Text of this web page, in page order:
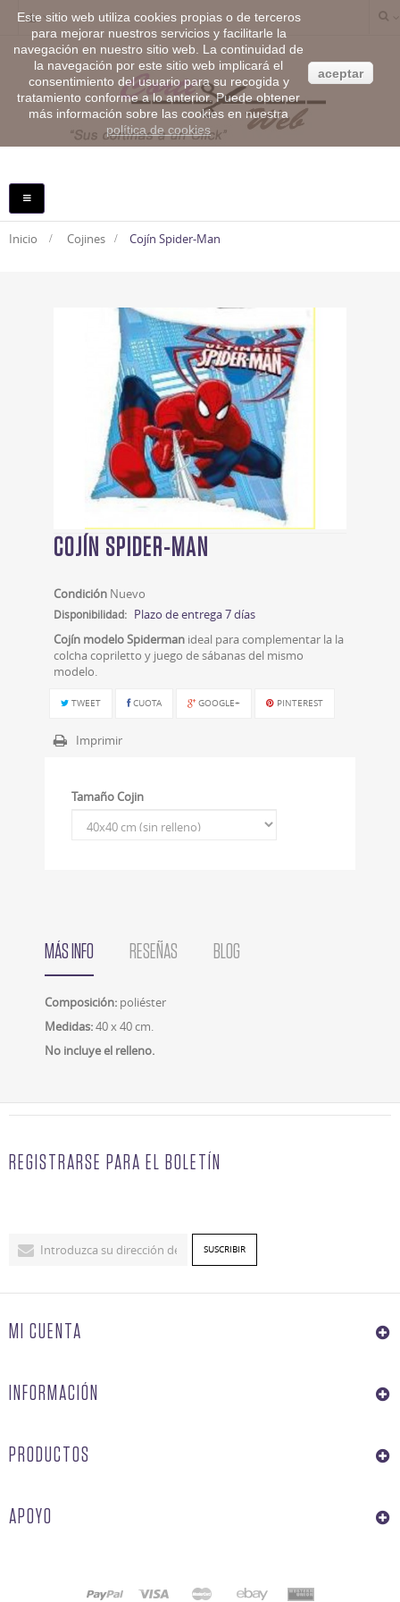
NAVEGACIÓN
TOGGLE
Inicio > Cojines > Cojín Spider-Man
COJÍN SPIDER-MAN
Condición Nuevo
Disponibilidad: Plazo de entrega 7 días
Cojín modelo Spiderman ideal para complementar la la
colcha copriletto y juego de sábanas del mismo
modelo.
TWEET CUOTA GOOGLE+ PINTEREST
Imprimir
Tamaño Cojin
MÁS INFO RESEÑAS BLOG
Composición: poliéster
Medidas:40 x 40 cm.
No incluye el relleno.
REGISTRARSE PARA EL BOLETÍN
MI CUENTA
INFORMACIÓN
PRODUCTOS
APOYO
Este sitio web utiliza cookies propias o de terceros
para mejorar nuestros servicios y facilitarle la
navegación en nuestro sitio web. La continuidad de
la navegación por este sitio web implicará el
consentimiento del usuario para su recogida y
tratamiento conforme a lo anterior. Puede obtener
más información sobre las cookies en nuestra
política de cookies
aceptar